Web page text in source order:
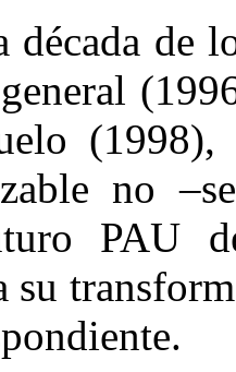
década de
no
PAU
su